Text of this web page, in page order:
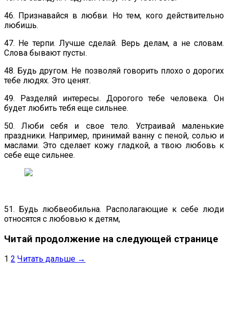
46. Признавайся в любви. Но тем, кого действительно
любишь.
47. Не терпи. Лучше сделай. Верь делам, а не словам.
Слова бывают пусты.
48. Будь другом. Не позволяй говорить плохо о дорогих
тебе людях. Это ценят.
49. Разделяй интересы. Дорогого тебе человека. Он
будет любить тебя еще сильнее.
50. Люби себя и свое тело. Устраивай маленькие
праздники. Например, принимай ванну с пеной, солью и
маслами. Это сделает кожу гладкой, а твою любовь к
себе еще сильнее.
51. Будь любвеобильна. Располагающие к себе люди
относятся с любовью к детям,
Читай продолжение на следующей странице
1 2 Читать дальше →